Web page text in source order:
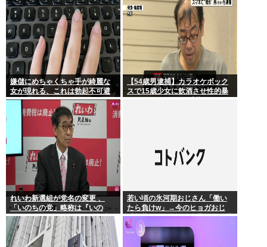
嫌儲にめちゃくちゃ手が綺麗な
女が現れる、これは勃起不可避
【54歳男逮捕】カラオケボック
スで15歳少女に飲酒させ性的暴
れいわ新選組が党名の変更 、
「いのちの党」略称は『いの
ち』 SNSではTIM・ゴルゴ松本
に言及「ゴルゴ出馬確定」「党
首は決まり」
若い頃の氷河期おじさん「働い
たら負けw」→今のヒョガおじ
「惣菜たけぇよ..」 自業自得で草